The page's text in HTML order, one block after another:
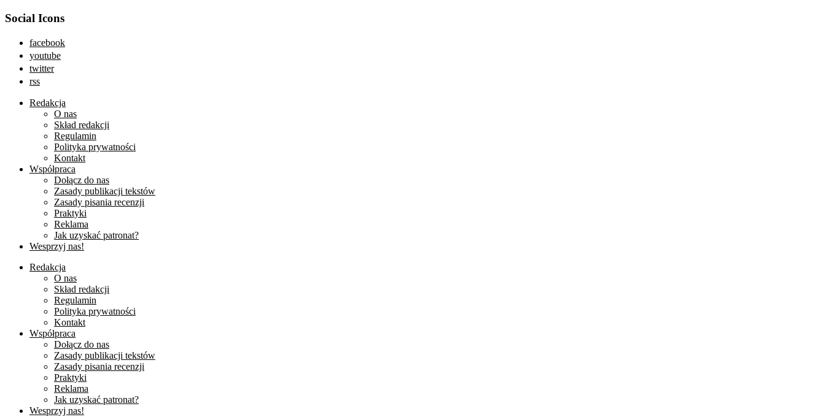
Social Icons
facebook
youtube
twitter
rss
Redakcja
O nas
Skład redakcji
Regulamin
Polityka prywatności
Kontakt
Współpraca
Dołącz do nas
Zasady publikacji tekstów
Zasady pisania recenzji
Praktyki
Reklama
Jak uzyskać patronat?
Wesprzyj nas!
Redakcja
O nas
Skład redakcji
Regulamin
Polityka prywatności
Kontakt
Współpraca
Dołącz do nas
Zasady publikacji tekstów
Zasady pisania recenzji
Praktyki
Reklama
Jak uzyskać patronat?
Wesprzyj nas!